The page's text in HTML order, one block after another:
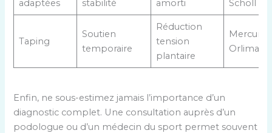
adaptées stabilité amorti Scholl
Taping
Soutien
temporaire
Réduction
tension
plantaire
Orliman
Enfin, ne sous-estimez jamais l’importance d’un
diagnostic complet. Une consultation auprès d’un
podologue ou d’un médecin du sport permet souvent